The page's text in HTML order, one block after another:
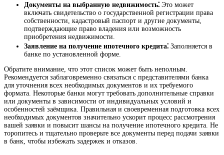
Документы на выбранную недвижимость⁚ Это может
включать свидетельство о государственной регистрации права
собственности, кадастровый паспорт и другие документы,
подтверждающие право владения или возможность
приобретения недвижимости.
Заявление на получение ипотечного кредита⁚ Заполняется в
банке по установленной форме.
Обратите внимание, что этот список может быть неполным.
Рекомендуется заблаговременно связаться с представителями банка
для уточнения всех необходимых документов и их требуемого
формата. Некоторые банки могут требовать дополнительные справки
или документы в зависимости от индивидуальных условий и
особенностей заёмщика. Правильная и своевременная подготовка всех
необходимых документов значительно ускорит процесс рассмотрения
вашей заявки и повысит шансы на получение ипотечного кредита. Не
торопитесь и тщательно проверьте все документы перед подачи заявки
в банк, чтобы избежать задержек и отказов.